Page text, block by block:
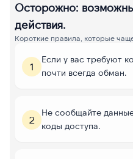
Осторожно:
действия.
Короткие правила, которые
1
Если у вас требуют
почти всегда обман.
2
Не сообщайте
коды доступа.